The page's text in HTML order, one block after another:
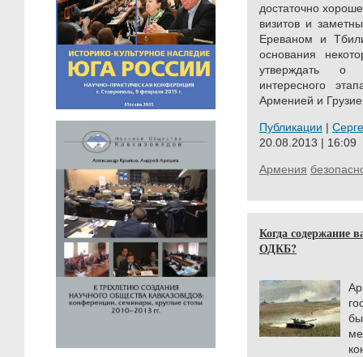
достаточно
визитов и
Ереваном и
основания
утверждать о
интересного
Арменией и
Публикации |
20.08.2013 | 16:09
Армения
Когда содержание
ОДКБ?